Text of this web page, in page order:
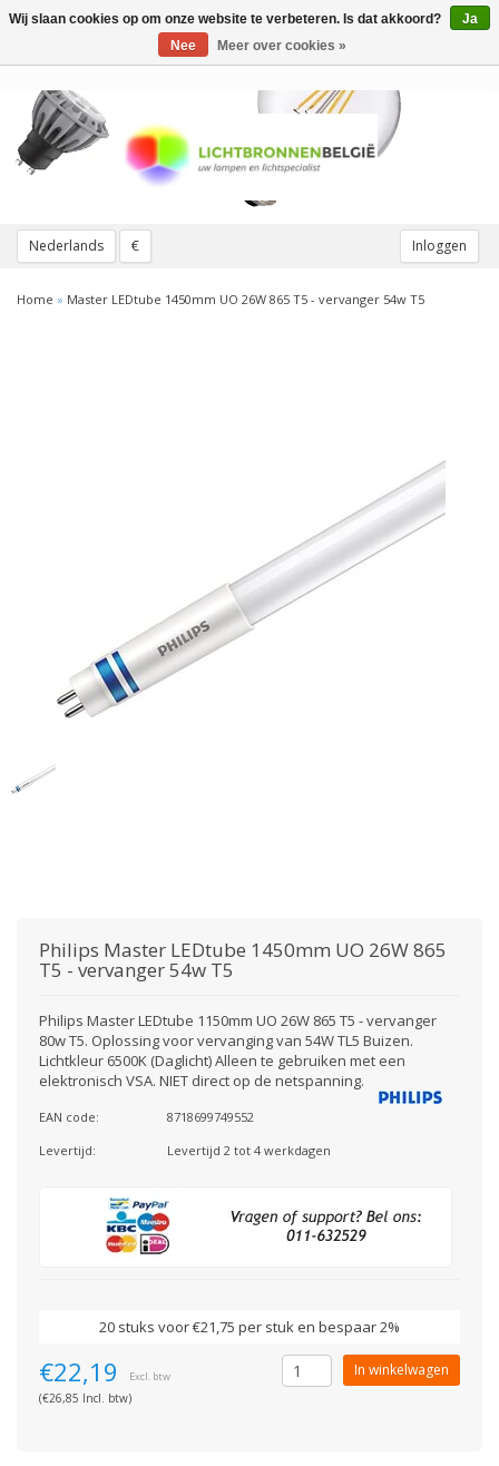
Nederlands € Inloggen
Toggle
Home » Master LEDtube 1450mm UO 26W 865 T5 - vervanger 54w T5
Philips Master LEDtube 1450mm UO 26W 865
T5 - vervanger 54w T5
Philips Master LEDtube 1150mm UO 26W 865 T5 - vervanger
80w T5. Oplossing voor vervanging van 54W TL5 Buizen.
Lichtkleur 6500K (Daglicht) Alleen te gebruiken met een
elektronisch VSA. NIET direct op de netspanning.
EAN code:
8718699749552
Levertijd:
Levertijd 2 tot 4 werkdagen
20 stuks voor €21,75 per stuk en bespaar 2%
€22,19 Excl. btw
(€26,85 Incl. btw)
In winkelwagen
Wij slaan cookies op om onze website te verbeteren. Is dat akkoord?
Ja
Nee
Meer over cookies »